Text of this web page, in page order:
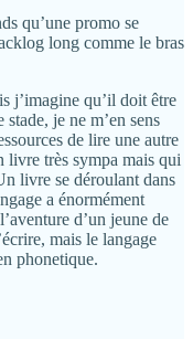
qu’une promo se
long comme le bras
j’imagine qu’il doit être
stade, je ne m’en sens
de lire une autre
livre très sympa mais qui
livre se déroulant dans
a énormément
d’un jeune de
mais le langage
phonetique.